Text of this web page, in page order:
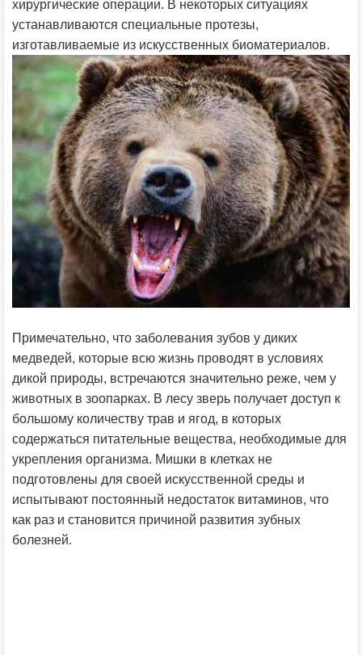
хирургические операции. В некоторых ситуациях
устанавливаются специальные протезы,
изготавливаемые из искусственных биоматериалов.
Примечательно, что заболевания зубов у диких
медведей, которые всю жизнь проводят в условиях
дикой природы, встречаются значительно реже, чем у
животных в зоопарках. В лесу зверь получает доступ к
большому количеству трав и ягод, в которых
содержаться питательные вещества, необходимые для
укрепления организма. Мишки в клетках не
подготовлены для своей искусственной среды и
испытывают постоянный недостаток витаминов, что
как раз и становится причиной развития зубных
болезней.